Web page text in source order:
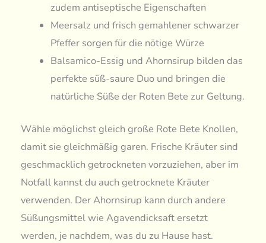
zudem antiseptische Eigenschaften
Meersalz und frisch gemahlener schwarzer
Pfeffer sorgen für die nötige Würze
Balsamico-Essig und Ahornsirup bilden das
perfekte süß-saure Duo und bringen die
natürliche Süße der Roten Bete zur Geltung.
Wähle möglichst gleich große Rote Bete Knollen,
damit sie gleichmäßig garen. Frische Kräuter sind
geschmacklich getrockneten vorzuziehen, aber im
Notfall kannst du auch getrocknete Kräuter
verwenden. Der Ahornsirup kann durch andere
Süßungsmittel wie Agavendicksaft ersetzt
werden, je nachdem, was du zu Hause hast.